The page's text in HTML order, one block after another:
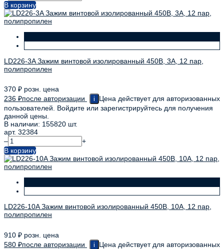
В корзину
LD226-3A Зажим винтовой изолированный 450В, 3А, 12 пар,
полипропилен
370 ₽ розн. цена
236 ₽после авторизации i
Цена действует для авторизованных
пользователей. Войдите или зарегистрируйтесь для получения
данной цены.
В наличии: 155820 шт.
арт. 32384
–
+
В корзину
LD226-10A Зажим винтовой изолированный 450В, 10А, 12 пар,
полипропилен
910 ₽ розн. цена
580 ₽после авторизации i
Цена действует для авторизованных